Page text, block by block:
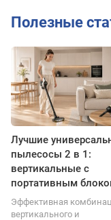
Полезные
Лучшие
пылесосы 2 в 1:
вертикальные с
портативным
Эффективная
вертикального и